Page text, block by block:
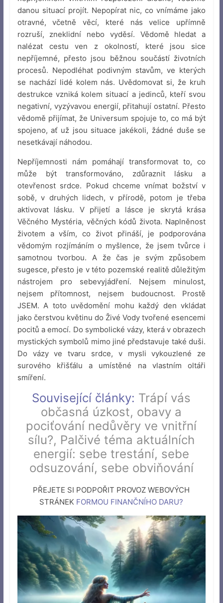
danou situací projít. Nepopírat nic, co vnímáme jako
otravné, včetně věcí, které nás velice upřímně
rozruší, zneklidní nebo vyděsí. Vědomě hledat a
nalézat cestu ven z okolností, které jsou sice
nepříjemné, přesto jsou běžnou součástí životních
procesů. Nepodléhat podivným stavům, ve kterých
se nachází lidé kolem nás. Uvědomovat si, že kruh
destrukce vzniká kolem situací a jedinců, kteří svou
negativní, vyzývavou energií, přitahují ostatní. Přesto
vědomě přijímat, že Universum spojuje to, co má být
spojeno, ať už jsou situace jakékoli, žádné duše se
nesetkávají náhodou.
Nepříjemnosti nám pomáhají transformovat to, co
může být transformováno, zdůraznit lásku a
otevřenost srdce. Pokud chceme vnímat božství v
sobě, v druhých lidech, v přírodě, potom je třeba
aktivovat lásku. V přijetí a lásce je skrytá krása
Věčného Mystéria, věčných kódů života. Naplněnost
životem a vším, co život přináší, je podporována
vědomým rozjímáním o myšlence, že jsem tvůrce i
samotnou tvorbou. A že čas je svým způsobem
sugesce, přesto je v této pozemské realitě důležitým
nástrojem pro sebevyjádření. Nejsem minulost,
nejsem přítomnost, nejsem budoucnost. Prostě
JSEM. A toto uvědomění mohu každý den vkládat
jako čerstvou květinu do Živé Vody tvořené esencemi
pocitů a emocí. Do symbolické vázy, která v obrazech
mystických symbolů mimo jiné představuje také duši.
Do vázy ve tvaru srdce, v mysli vykouzlené ze
surového křišťálu a umístěné na vlastním oltáři
smíření.
Související články: Trápí vás
občasná úzkost, obavy a
pociťování nedůvěry ve vnitřní
sílu?, Palčivé téma aktuálních
energií: sebe trestání, sebe
odsuzování, sebe obviňování
PŘEJETE SI PODPOŘIT PROVOZ WEBOVÝCH
STRÁNEK FORMOU FINANČNÍHO DARU?